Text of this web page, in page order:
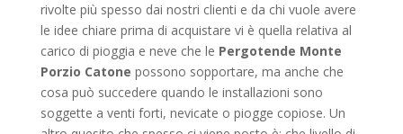
rivolte più spesso dai nostri clienti e da chi vuole avere
le idee chiare prima di acquistare vi è quella relativa al
carico di pioggia e neve che le Pergotende Monte
Porzio Catone possono sopportare, ma anche che
cosa può succedere quando le installazioni sono
soggette a venti forti, nevicate o piogge copiose. Un